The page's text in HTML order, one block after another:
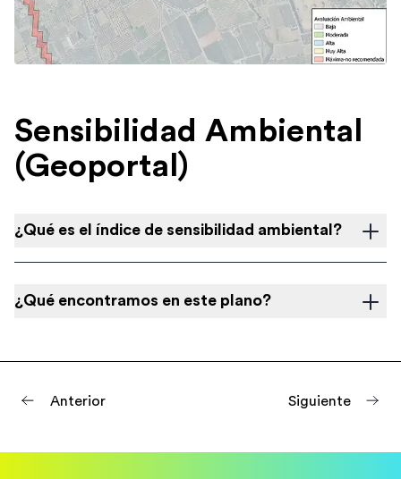
Sensibilidad Ambiental
(Geoportal)
¿Qué es el índice de sensibilidad ambiental?
¿Qué encontramos en este plano?
Anterior Siguiente